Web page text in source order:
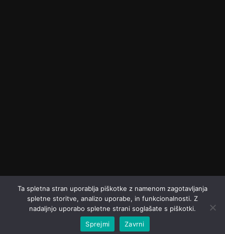
drustvo-lak.si © 2020. Vse pravice pridržane. Vse pravice
Društvo LAK
Ta spletna stran uporablja piškotke z namenom zagotavljanja
spletne storitve, analizo uporabe, in funkcionalnosti. Z
nadaljnjo uporabo spletne strani soglašate s piškotki.
Sprejmi
Zavrni